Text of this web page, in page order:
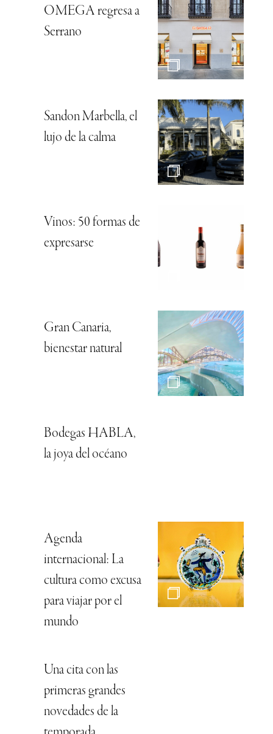
OMEGA regresa a
Serrano
Sandon Marbella, el
lujo de la calma
Vinos: 50 formas de
expresarse
Gran Canaria,
bienestar natural
Bodegas HABLA,
la joya del océano
Agenda
internacional: La
cultura como excusa
para viajar por el
mundo
Una cita con las
primeras grandes
novedades de la